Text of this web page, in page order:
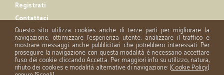
Registrati
Contattaci
Questo sito utilizza cookies anche di terze parti per migliorare la
navigazione, ottimizzare l'esperienza utente, analizzare il traffico e
mostrare messaggi anche pubblicitari che potrebbero interessati. Per
proseguire la navigazione con questa modalità è necessario accettare
l'uso dei cookie cliccando Accetta. Per maggiori info su utilizzo, natura,
rifiuto dei cookies e modalità alternative di navigazione: [Cookie Policy]